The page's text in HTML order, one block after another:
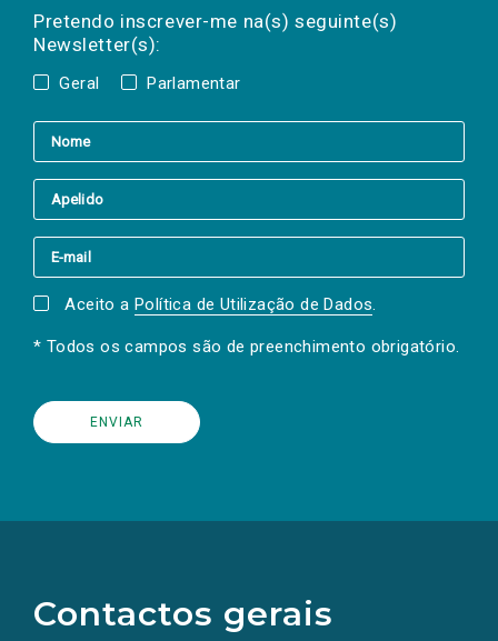
Pretendo inscrever-me na(s) seguinte(s)
Newsletter(s):
Geral Parlamentar
a(s) newsletter(s).
mail
Aceito a Política de Utilização de Dados.
* Todos os campos são de preenchimento obrigatório.
Contactos gerais
redes
sociais